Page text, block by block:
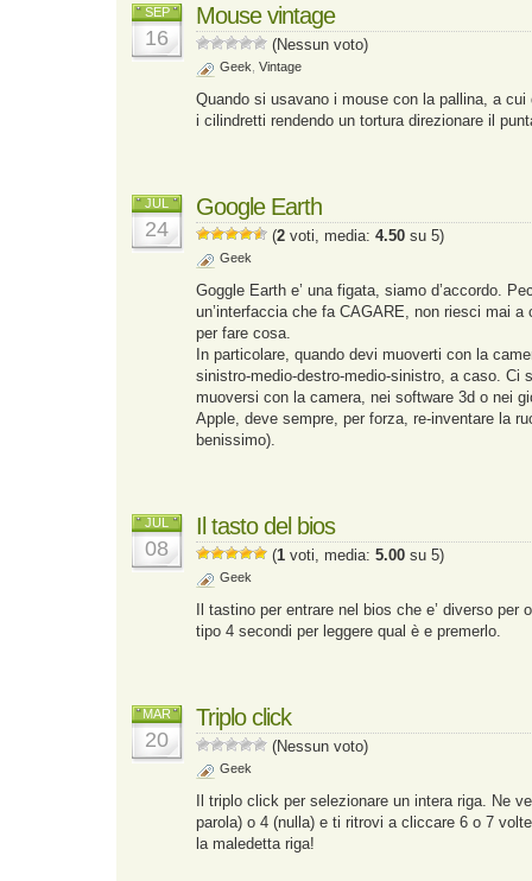
SEP
16
Mouse vintage
(Nessun voto)
Geek Vintage
Quando si usavano i mouse con la pallina, a cui
i cilindretti rendendo un tortura direzionare il
JUL
24
Google Earth
(2 voti, media: 4.50 su 5)
Geek
Goggle Earth e’ una figata, siamo d’accordo.
un’interfaccia che fa CAGARE, non riesci mai
per fare cosa.
In particolare, quando devi muoverti con la
sinistro-medio-destro-medio-sinistro, a caso. Ci
muoversi con la camera, nei software 3d o nei
Apple, deve sempre, per forza, re-inventare la
benissimo).
JUL
08
Il tasto del bios
(1 voti, media: 5.00 su 5)
Geek
Il tastino per entrare nel bios che e’ diverso per
tipo 4 secondi per leggere qual è e premerlo.
MAR
20
Triplo click
(Nessun voto)
Geek
Il triplo click per selezionare un intera riga. Ne
parola) o 4 (nulla) e ti ritrovi a cliccare 6 o 7
la maledetta riga!